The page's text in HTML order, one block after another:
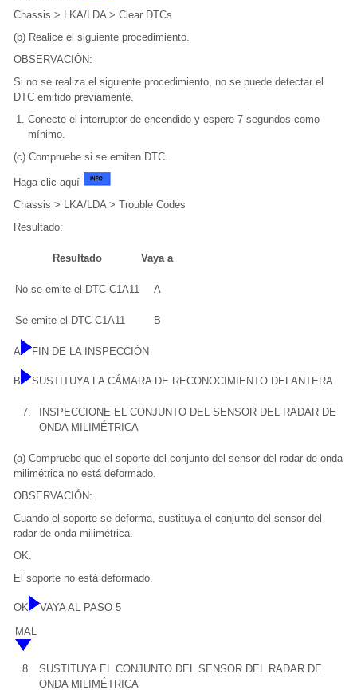
Chassis > LKA/LDA > Clear DTCs
(b) Realice el siguiente procedimiento.
OBSERVACIÓN:
Si no se realiza el siguiente procedimiento, no se puede detectar el
DTC emitido previamente.
Conecte el interruptor de encendido y espere 7 segundos como
mínimo.
(c) Compruebe si se emiten DTC.
Haga clic aquí
Chassis > LKA/LDA > Trouble Codes
Resultado:
Resultado Vaya a
No se emite el DTC C1A11 A
Se emite el DTC C1A11 B
A FIN DE LA INSPECCIÓN
B SUSTITUYA LA CÁMARA DE RECONOCIMIENTO DELANTERA
7.
INSPECCIONE EL CONJUNTO DEL SENSOR DEL RADAR DE
ONDA MILIMÉTRICA
(a) Compruebe que el soporte del conjunto del sensor del radar de onda
milimétrica no está deformado.
OBSERVACIÓN:
Cuando el soporte se deforma, sustituya el conjunto del sensor del
radar de onda milimétrica.
OK:
El soporte no está deformado.
OK
VAYA AL PASO 5
MAL
8.
SUSTITUYA EL CONJUNTO DEL SENSOR DEL RADAR DE
ONDA MILIMÉTRICA